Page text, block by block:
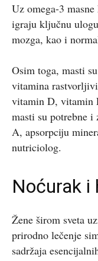
Uz omega-3
igraju ključnu
mozga, kao i
Osim toga, masti
vitamina
vitamin D, vitamin
masti su potrebne i
A, apsorpciju
nutriciolog.
Noćurak i
Žene širom sveta
prirodno lečenje
sadržaja